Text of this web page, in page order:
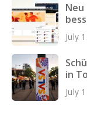
Neu
July
in
July